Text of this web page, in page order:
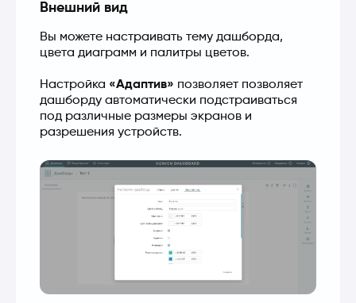
Внешний вид
Вы можете настраивать тему дашборда,
цвета диаграмм и палитры цветов.
Настройка «Адаптив» позволяет позволяет
дашборду автоматически подстраиваться
под различные размеры экранов и
разрешения устройств.